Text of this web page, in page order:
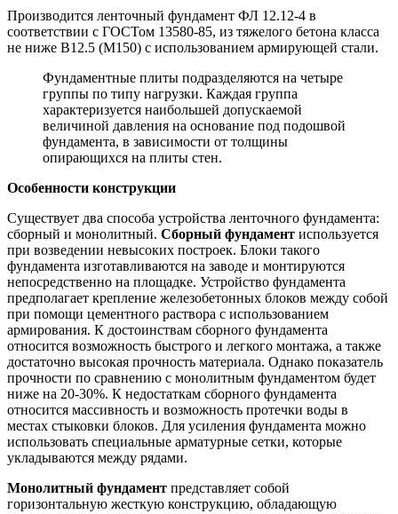
Производится ленточный фундамент ФЛ 12.12-4 в
соответствии с ГОСТом 13580-85, из тяжелого бетона класса
не ниже В12.5 (М150) с использованием армирующей стали.
Фундаментные плиты подразделяются на четыре
группы по типу нагрузки. Каждая группа
характеризуется наибольшей допускаемой
величиной давления на основание под подошвой
фундамента, в зависимости от толщины
опирающихся на плиты стен.
Особенности конструкции
Существует два способа устройства ленточного фундамента:
сборный и монолитный. Сборный фундамент используется
при возведении невысоких построек. Блоки такого
фундамента изготавливаются на заводе и монтируются
непосредственно на площадке. Устройство фундамента
предполагает крепление железобетонных блоков между собой
при помощи цементного раствора с использованием
армирования. К достоинствам сборного фундамента
относится возможность быстрого и легкого монтажа, а также
достаточно высокая прочность материала. Однако показатель
прочности по сравнению с монолитным фундаментом будет
ниже на 20-30%. К недостаткам сборного фундамента
относится массивность и возможность протечки воды в
местах стыковки блоков. Для усиления фундамента можно
использовать специальные арматурные сетки, которые
укладываются между рядами.
Монолитный фундамент представляет собой
горизонтальную жесткую конструкцию, обладающую